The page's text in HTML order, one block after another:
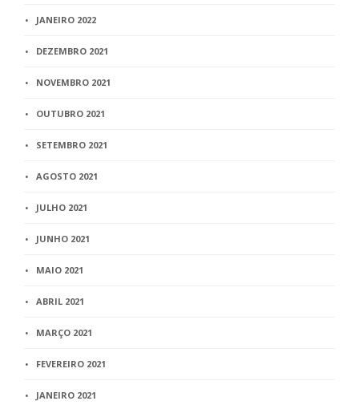
JANEIRO 2022
DEZEMBRO 2021
NOVEMBRO 2021
OUTUBRO 2021
SETEMBRO 2021
AGOSTO 2021
JULHO 2021
JUNHO 2021
MAIO 2021
ABRIL 2021
MARÇO 2021
FEVEREIRO 2021
JANEIRO 2021